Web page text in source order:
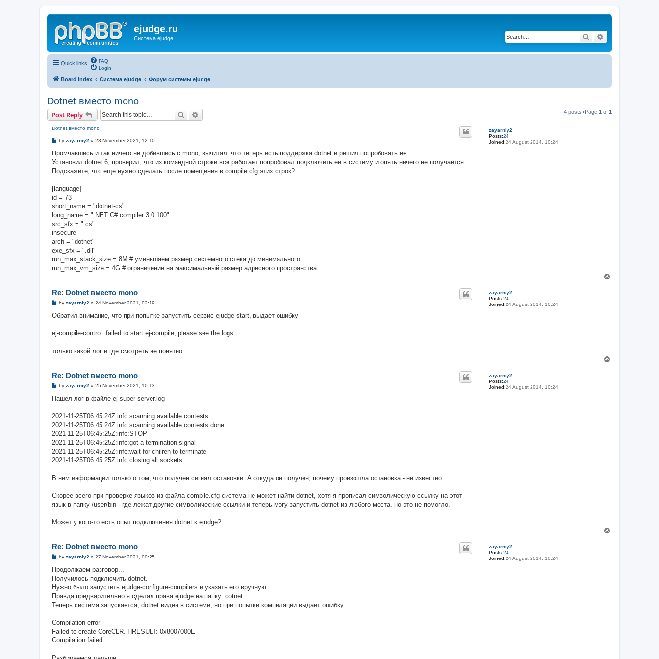
ejudge.ru
Система ejudge Search
Quick links
FAQ
Login
Board index Система ejudge Форум системы ejudge
Dotnet вместо mono
Post Reply Search 4 posts •Page 1 of 1
zayarniy2
Posts:24
Joined:24 August 2014, 10:24
Dotnet вместо mono
P
s
t
by zayarniy2 » 23 November 2021, 12:10
Промчавшись и так ничего не добившись с mono, вычитал, что теперь есть поддержка dotnet и решил попробовать ее.
Установил dotnet 6, проверил, что из командной строки все работает попробовал подключить ее в систему и опять ничего не получается.
Подскажите, что еще нужно сделать после помещения в compile.cfg этих строк?
[language]
id = 73
short_name = "dotnet-cs"
long_name = ".NET C# compiler 3.0.100"
src_sfx = ".cs"
insecure
arch = "dotnet"
exe_sfx = ".dll"
run_max_stack_size = 8M # уменьшаем размер системного стека до минимального
run_max_vm_size = 4G # ограничение на максимальный размер адресного пространства
zayarniy2
Posts:24
Joined:24 August 2014, 10:24
Re: Dotnet вместо mono
P
s
by zayarniy2 » 24 November 2021, 02:19
Обратил внимание, что при попытке запустить сервис ejudge start, выдает ошибку
ej-compile-control: failed to start ej-compile, please see the logs
только какой лог и где смотреть не понятно.
zayarniy2
Posts:24
Joined:24 August 2014, 10:24
Re: Dotnet вместо mono
P
s
by zayarniy2 » 25 November 2021, 10:13
Нашел лог в файле ej-super-server.log
2021-11-25T06:45:24Z:info:scanning available contests...
2021-11-25T06:45:24Z:info:scanning available contests done
2021-11-25T06:45:25Z:info:STOP
2021-11-25T06:45:25Z:info:got a termination signal
2021-11-25T06:45:25Z:info:wait for chilren to terminate
2021-11-25T06:45:25Z:info:closing all sockets
В нем информации только о том, что получен сигнал остановки. А откуда он получен, почему произошла остановка - не известно.
Скорее всего при проверке языков из файла compile.cfg система не может найти dotnet, хотя я прописал символическую ссылку на этот
язык в папку /user/bin - где лежат другие символические ссылки и теперь могу запустить dotnet из любого места, но это не помогло.
Может у кого-то есть опыт подключения dotnet к ejudge?
zayarniy2
Posts:24
Joined:24 August 2014, 10:24
Re: Dotnet вместо mono
P
s
t
by zayarniy2 » 27 November 2021, 00:25
Продолжаем разговор...
Получилось подключить dotnet.
Нужно было запустить ejudge-configure-compilers и указать его вручную.
Правда предварительно я сделал права ejudge на папку .dotnet.
Теперь система запускается, dotnet виден в системе, но при попытки компиляции выдает ошибку
Compilation error
Failed to create CoreCLR, HRESULT: 0x8007000E
Compilation failed.
Разбираемся дальше